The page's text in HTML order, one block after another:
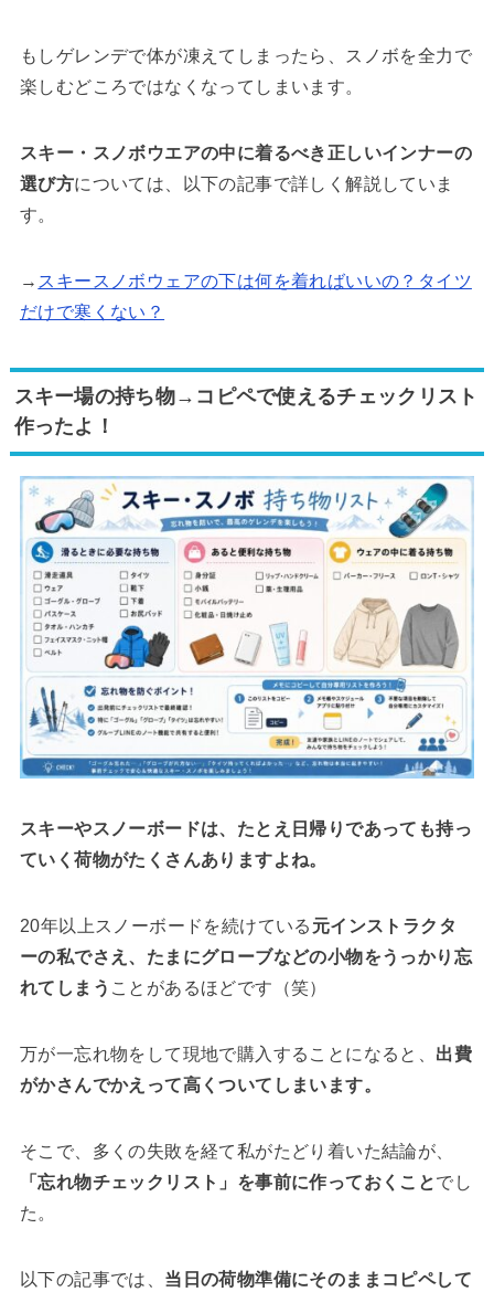
もしゲレンデで体が凍えてしまったら、スノボを全力で
楽しむどころではなくなってしまいます。
スキー・スノボウエアの中に着るべき正しいインナーの
選び方については、以下の記事で詳しく解説していま
す。
→ スキースノボウェアの下は何を着ればいいの？タイツ
だけで寒くない？
スキー場の持ち物→コピペで使えるチェックリスト
作ったよ！
スキーやスノーボードは、たとえ日帰りであっても持っ
ていく荷物がたくさんありますよね。
20年以上スノーボードを続けている 元インストラクタ
ーの私でさえ、たまにグローブなどの小物をうっかり忘
れてしまう ことがあるほどです（笑）
万が一忘れ物をして現地で購入することになると、 出費
がかさんでかえって高くついてしまいます。
そこで、多くの失敗を経て私がたどり着いた結論が、
「忘れ物チェックリスト」を事前に作っておくことでし
た。
以下の記事では、 当日の荷物準備にそのままコピペして